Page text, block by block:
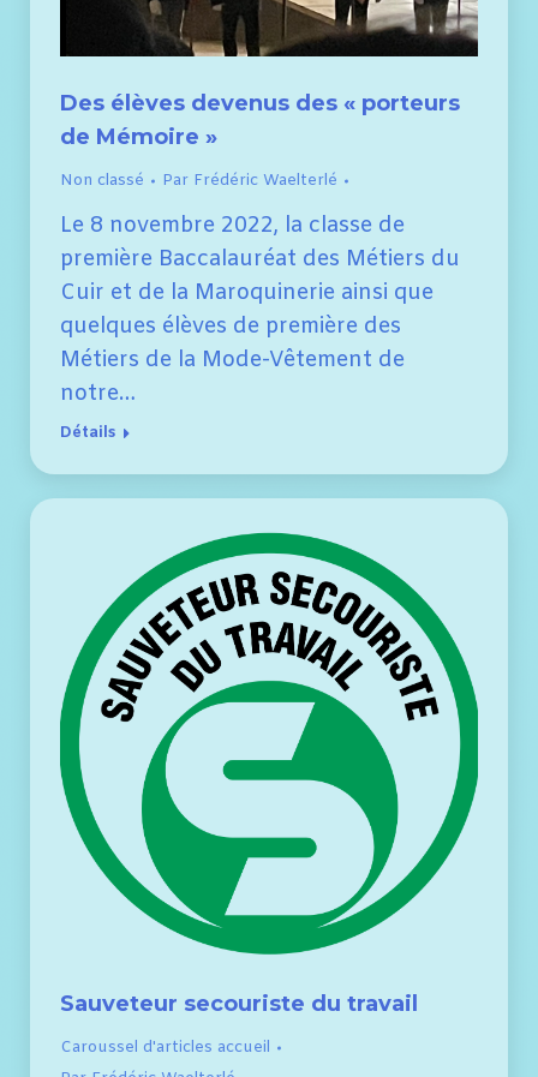
Des élèves devenus des « porteurs
de Mémoire »
Non classé Par Frédéric Waelterlé
Le 8 novembre 2022, la classe de
première Baccalauréat des Métiers du
Cuir et de la Maroquinerie ainsi que
quelques élèves de première des
Métiers de la Mode-Vêtement de
notre…
Détails
Sauveteur secouriste du travail
Caroussel d'articles accueil